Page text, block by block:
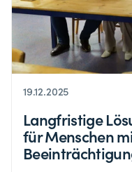
19.12.2025
Langfristige
für Menschen